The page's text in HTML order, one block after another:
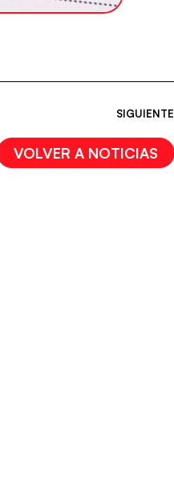
SIGUIENTE
VOLVER A NOTICIAS